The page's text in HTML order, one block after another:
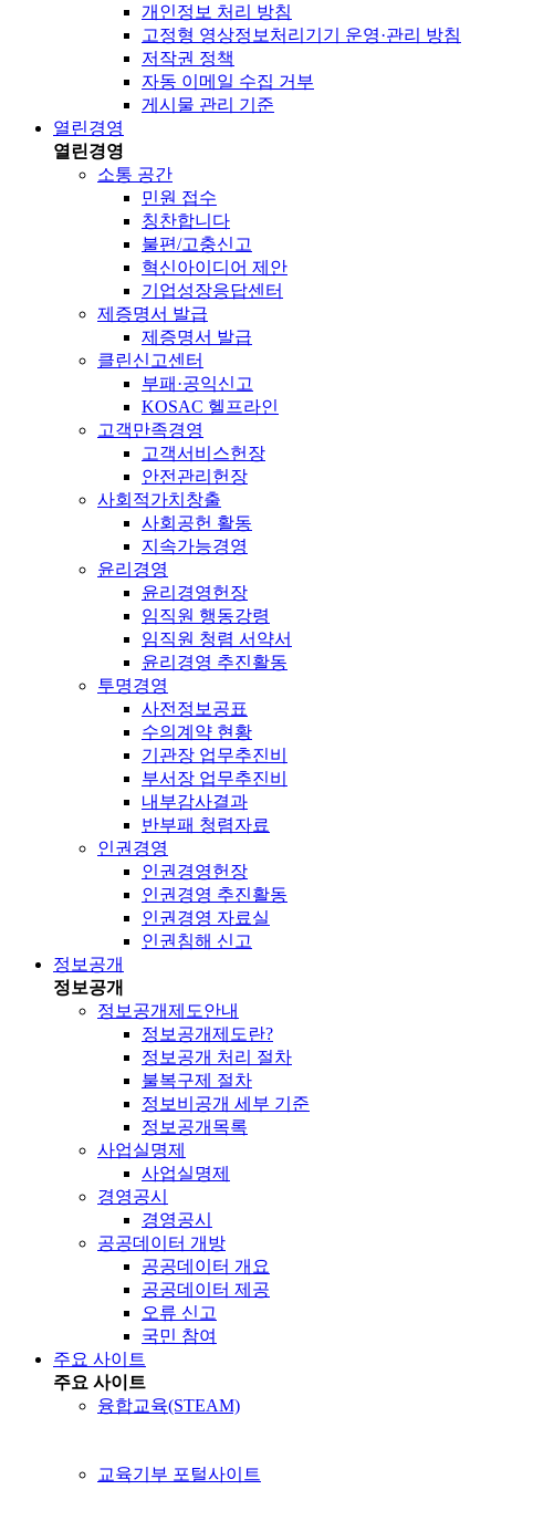
개인정보 처리 방침
고정형 영상정보처리기기 운영·관리 방침
저작권 정책
자동 이메일 수집 거부
게시물 관리 기준
열린경영
열린경영
소통 공간
민원 접수
칭찬합니다
불편/고충신고
혁신아이디어 제안
기업성장응답센터
제증명서 발급
제증명서 발급
클린신고센터
부패·공익신고
KOSAC 헬프라인
고객만족경영
고객서비스헌장
안전관리헌장
사회적가치창출
사회공헌 활동
지속가능경영
윤리경영
윤리경영헌장
임직원 행동강령
임직원 청렴 서약서
윤리경영 추진활동
투명경영
사전정보공표
수의계약 현황
기관장 업무추진비
부서장 업무추진비
내부감사결과
반부패 청렴자료
인권경영
인권경영헌장
인권경영 추진활동
인권경영 자료실
인권침해 신고
정보공개
정보공개
정보공개제도안내
정보공개제도란?
정보공개 처리 절차
불복구제 절차
정보비공개 세부 기준
정보공개목록
사업실명제
사업실명제
경영공시
경영공시
공공데이터 개방
공공데이터 개요
공공데이터 제공
오류 신고
국민 참여
주요 사이트
주요 사이트
융합교육(STEAM)
교육기부 포털사이트